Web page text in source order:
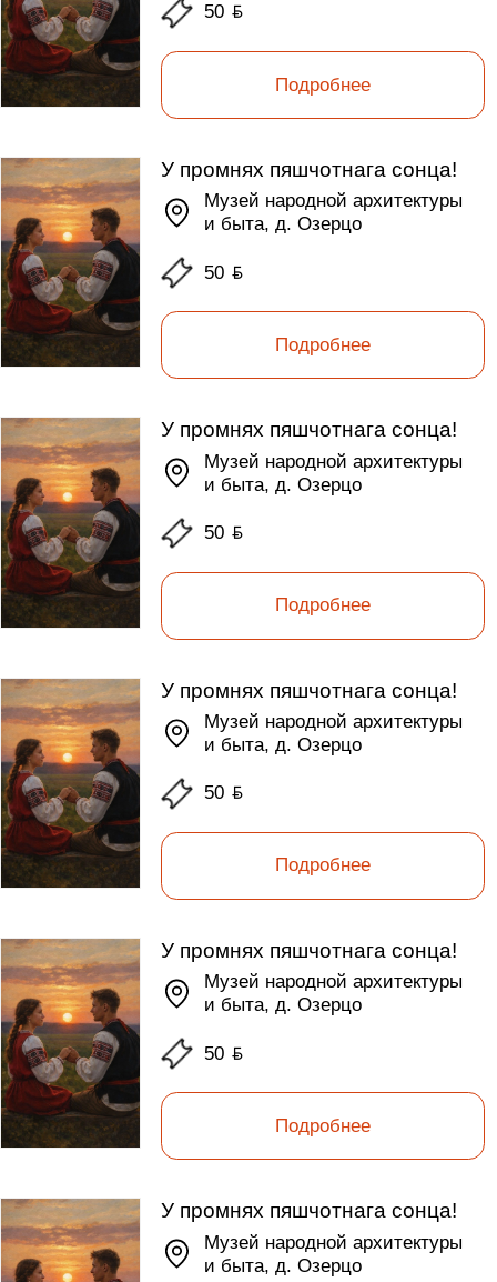
50ƃ
Подробнее
У промнях пяшчотнага сонца!
Музей народной архитектуры
и быта, д. Озерцо
50ƃ
Подробнее
У промнях пяшчотнага сонца!
Музей народной архитектуры
и быта, д. Озерцо
50ƃ
Подробнее
У промнях пяшчотнага сонца!
Музей народной архитектуры
и быта, д. Озерцо
50ƃ
Подробнее
У промнях пяшчотнага сонца!
Музей народной архитектуры
и быта, д. Озерцо
50ƃ
Подробнее
У промнях пяшчотнага сонца!
Музей народной архитектуры
и быта, д. Озерцо